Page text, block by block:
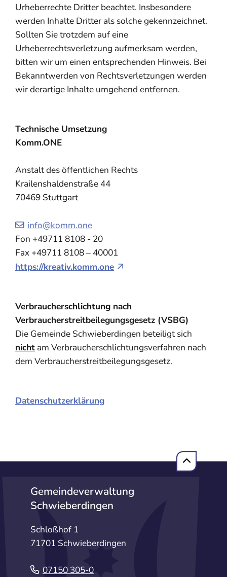
Urheberrechte Dritter beachtet. Insbesondere
werden Inhalte Dritter als solche gekennzeichnet.
Sollten Sie trotzdem auf eine
Urheberrechtsverletzung aufmerksam werden,
bitten wir um einen entsprechenden Hinweis. Bei
Bekanntwerden von Rechtsverletzungen werden
wir derartige Inhalte umgehend entfernen.
Technische Umsetzung
Komm.ONE
Anstalt des öffentlichen Rechts
Krailenshaldenstraße 44
70469 Stuttgart
info@komm.one
Fon +49711 8108 - 20
Fax +49711 8108 – 40001
https://kreativ.komm.one
Verbraucherschlichtung nach
Verbraucherstreitbeilegungsgesetz (VSBG)
Die Gemeinde Schwieberdingen beteiligt sich
nicht am Verbraucherschlichtungsverfahren nach
dem Verbraucherstreitbeilegungsgesetz.
Datenschutzerklärung
Gemeindeverwaltung
Schwieberdingen
Schloßhof 1
71701 Schwieberdingen
07150 305-0